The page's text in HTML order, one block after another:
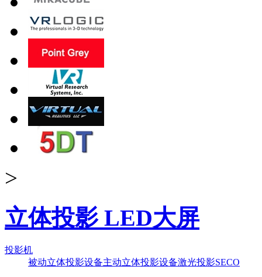
>
立体投影 LED大屏
投影机
被动立体投影设备主动立体投影设备激光投影SECO